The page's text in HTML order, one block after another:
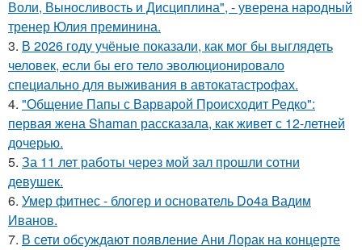
Воли, Выносливость и Дисциплина", - уверена народный
тренер Юлия преминина.
3. В 2026 году учёные показали, как мог бы выглядеть
человек, если бы его тело эволюционировало
специально для выживания в автокатастpoфах.
4. "Общение Папы с Варварой Происходит Редко":
первая жена Shaman рассказала, как живет с 12-летней
дочерью.
5. За 11 лет работы через мой зал прошли сотни
девушек.
6. Умер фитнес - блогер и основатель Do4a Вадим
Иванов.
7. В сети обсуждают появление Ани Лорак на концерте